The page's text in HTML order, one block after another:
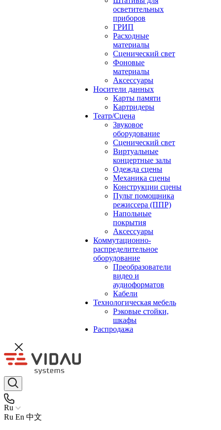
осветительных
приборов
ГРИП
Расходные
материалы
Сценический свет
Фоновые
материалы
Аксессуары
Носители данных
Карты памяти
Картридеры
Театр/Сцена
Звуковое
оборудование
Сценический свет
Виртуальные
концертные залы
Одежда сцены
Механика сцены
Конструкции сцены
Пульт помощника
режиссера (ППР)
Напольные
покрытия
Аксессуары
Коммутационно-
распределительное
оборудование
Преобразователи
видео и
аудиоформатов
Кабели
Технологическая мебель
Рэковые стойки,
шкафы
Распродажа
Ru
Ru En 中文